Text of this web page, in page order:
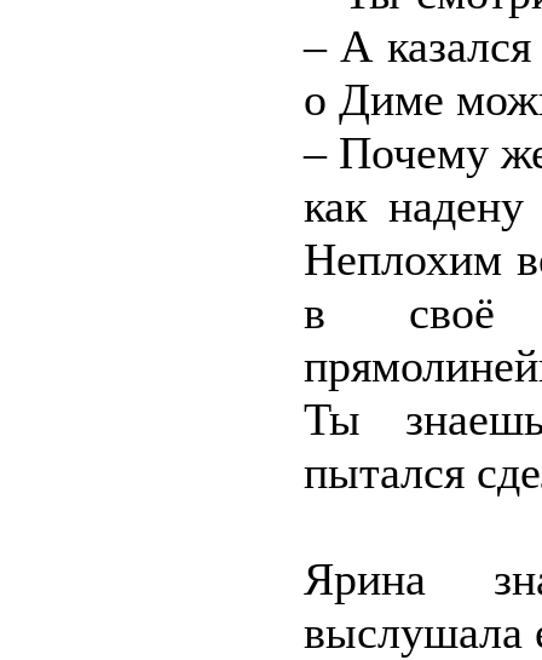
– А
о Диме
– Почему
как
Неплохим
в своё
Ты
пытался
Ярина
выслушала